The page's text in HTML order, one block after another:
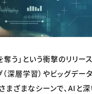
奪う」という衝撃のリリ
（深層学習）やビッグデ
まざまなシーンで、AIと